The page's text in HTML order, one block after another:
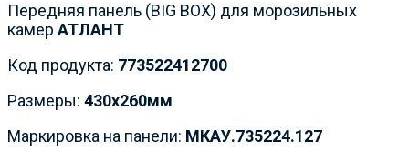
​Передняя панель (BIG BOX) для морозильных
камерАТЛАНТ
Код продукта: 773522412700​
Размеры: 430х260мм
Маркировка на панели: МКАУ.735224.127​